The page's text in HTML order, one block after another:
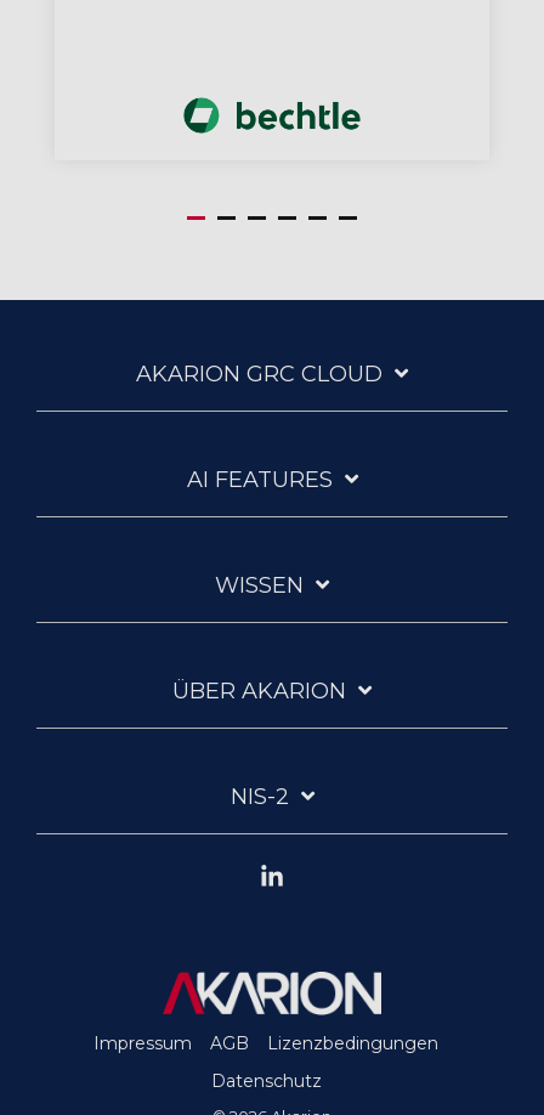
AKARION GRC CLOUD
AI FEATURES
WISSEN
ÜBER AKARION
NIS-2
Impressum AGB
Lizenzbedingungen
Datenschutz